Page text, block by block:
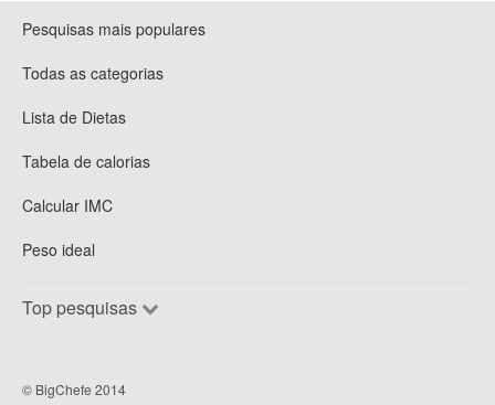
Pesquisas mais populares
Todas as categorias
Lista de Dietas
Tabela de calorias
Calcular IMC
Peso ideal
Top pesquisas
© BigChefe 2014